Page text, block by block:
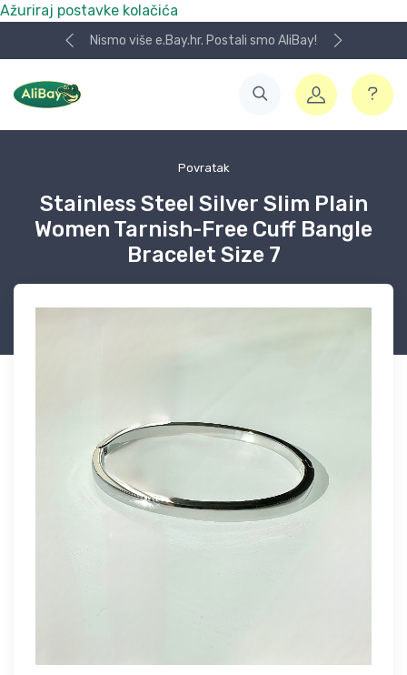
Ažuriraj postavke kolačića
Nismo više e.Bay.hr. Postali smo AliBay!
Povratak
Stainless Steel Silver Slim Plain
Women Tarnish-Free Cuff Bangle
Bracelet Size 7